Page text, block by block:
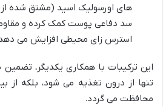
های اورسولیک اسید (مشتق شده از
سد دفاعی پوست کمک کرده و
استرس زای محیطی افزایش می
این ترکیبات با همکاری یکدیگر،
تنها از درون تغذیه می شود، بلکه از
محافظت می گردد.